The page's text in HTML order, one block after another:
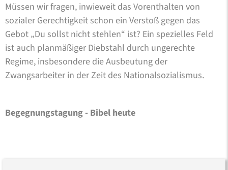
Müssen wir fragen, inwieweit das Vorenthalten von
sozialer Gerechtigkeit schon ein Verstoß gegen das
Gebot „Du sollst nicht stehlen“ ist? Ein spezielles Feld
ist auch planmäßiger Diebstahl durch ungerechte
Regime, insbesondere die Ausbeutung der
Zwangsarbeiter in der Zeit des Nationalsozialismus.
Begegnungstagung - Bibel heute